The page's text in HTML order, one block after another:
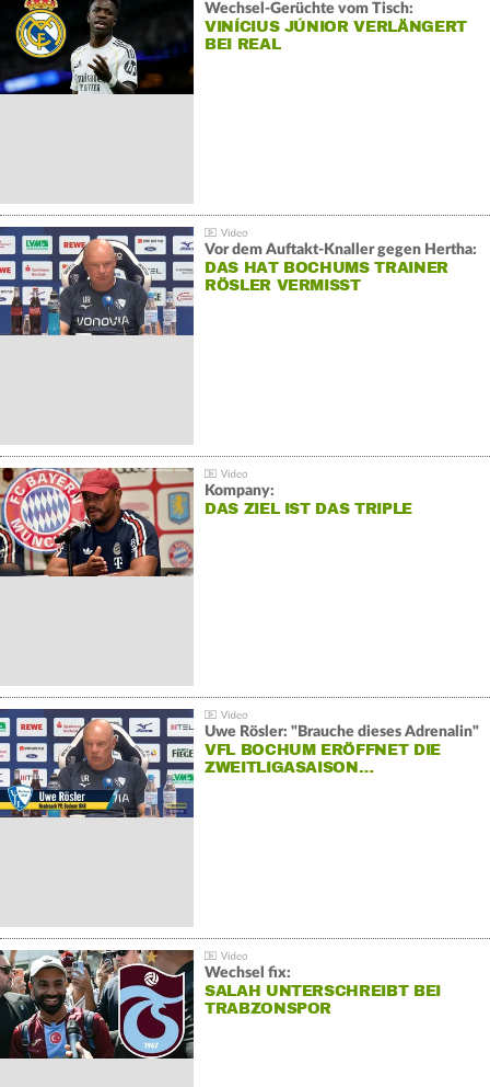
Wechsel-Gerüchte vom Tisch:
VINÍCIUS JÚNIOR VERLÄNGERT
BEI REAL
Vor dem Auftakt-Knaller gegen Hertha:
DAS HAT BOCHUMS TRAINER
RÖSLER VERMISST
Kompany:
DAS ZIEL IST DAS TRIPLE
Uwe Rösler: "Brauche dieses Adrenalin"
VFL BOCHUM ERÖFFNET DIE
ZWEITLIGASAISON…
Wechsel fix:
SALAH UNTERSCHREIBT BEI
TRABZONSPOR